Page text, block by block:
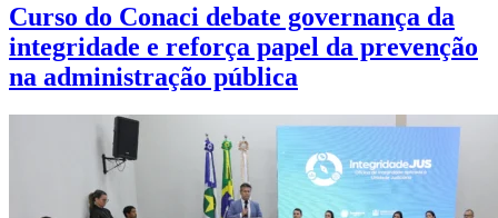
Curso do Conaci debate governança da
integridade e reforça papel da prevenção
na administração pública